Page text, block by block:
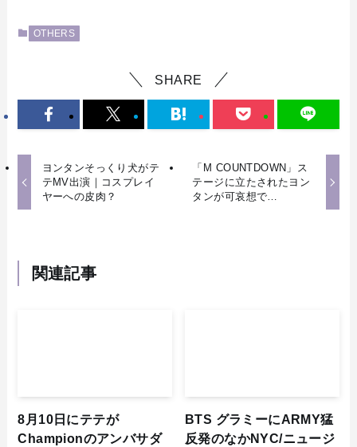
OTHERS
SHARE
ヨンタンそっくり犬がテ
テMV出演｜コスプレイ
ヤーへの皮肉？
「M COUNTDOWN」ス
テージに立たされたヨン
タンが可哀想で…
関連記事
8月10日にテテが
Championのアンバサダ
BTS グラミーにARMY猛
反発のなかNYC/ニュージ